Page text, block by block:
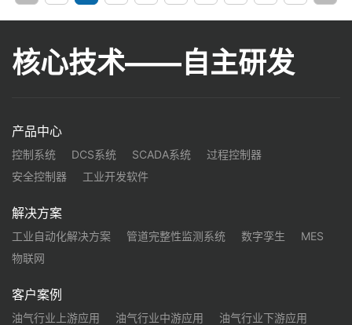
核心技术——自主研发
产品中心
控制系统 DCS系统 SCADA系统
过程控制器
安全控制器
工业开发软件
解决方案
工业自动化解决方案 管道完整性监测系统 数字孪生
MES
物联网
客户案例
油气行业上游应用 油气行业中游应用
油气行业下游应用